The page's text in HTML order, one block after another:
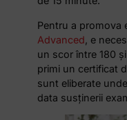
Pentru a promova
Advanced, e
un scor între 180
primi un certificat
sunt eliberate
data susținerii